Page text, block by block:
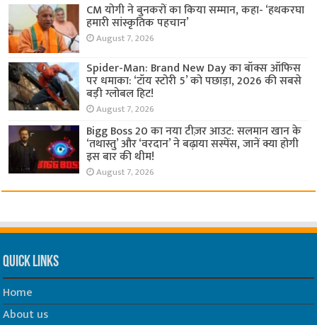
CM योगी ने बुनकरों का किया सम्मान, कहा- ‘हथकरघा
हमारी सांस्कृतिक पहचान’
August 7, 2026
Spider-Man: Brand New Day का बॉक्स ऑफिस
पर धमाका: ‘टॉय स्टोरी 5’ को पछाड़ा, 2026 की सबसे
बड़ी ग्लोबल हिट!
August 7, 2026
Bigg Boss 20 का नया टीज़र आउट: सलमान खान के
‘तथास्तु’ और ‘वरदान’ ने बढ़ाया सस्पेंस, जानें क्या होगी
इस बार की थीम!
August 7, 2026
Quick Links
Home
About us